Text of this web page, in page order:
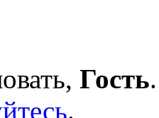
Гость
.